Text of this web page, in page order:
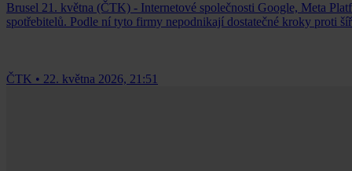
Brusel 21. května (ČTK) - Internetové společnosti Google, Meta
spotřebitelů. Podle ní tyto firmy nepodnikají dostatečné kroky proti
ČTK • 22. května 2026, 21:51